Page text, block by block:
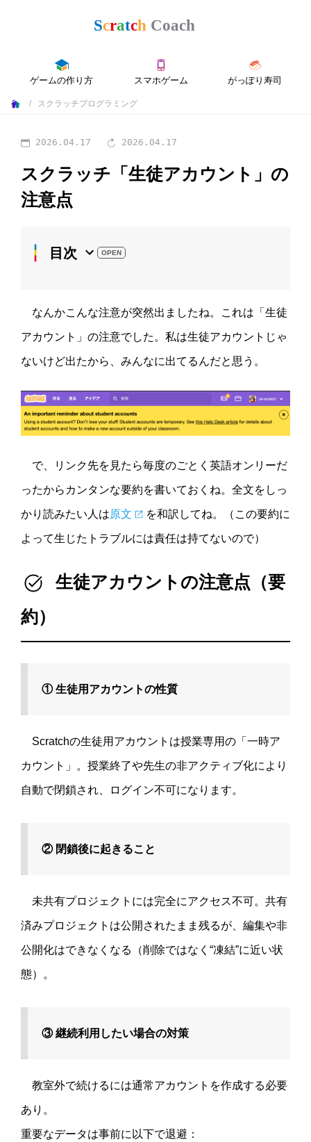
ゲームの作り方 スマホゲーム がっぽり寿司
スクラッチプログラミング
2026.04.17 2026.04.17
スクラッチ「生徒アカウント」の
注意点
目次
なんかこんな注意が突然出ましたね。これは「生徒
アカウント」の注意でした。私は生徒アカウントじゃ
ないけど出たから、みんなに出てるんだと思う。
で、リンク先を見たら毎度のごとく英語オンリーだ
ったからカンタンな要約を書いておくね。全文をしっ
かり読みたい人は原文 を和訳してね。（この要約に
よって生じたトラブルには責任は持てないので）
生徒アカウントの注意点（要
約）
① 生徒用アカウントの性質
Scratchの生徒用アカウントは授業専用の「一時ア
カウント」。授業終了や先生の非アクティブ化により
自動で閉鎖され、ログイン不可になります。
② 閉鎖後に起きること
未共有プロジェクトには完全にアクセス不可。共有
済みプロジェクトは公開されたまま残るが、編集や非
公開化はできなくなる（削除ではなく“凍結”に近い状
態）。
③ 継続利用したい場合の対策
教室外で続けるには通常アカウントを作成する必要
あり。
重要なデータは事前に以下で退避：